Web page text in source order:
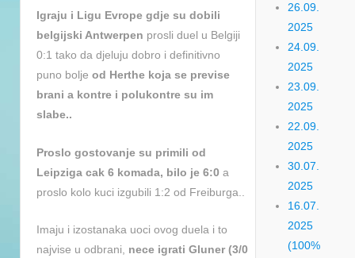
Igraju i Ligu Evrope gdje su dobili
belgijski Antwerpen prosli duel u Belgiji
0:1 tako da djeluju dobro i definitivno
puno bolje od Herthe koja se previse
brani a kontre i polukontre su im
slabe..
Proslo gostovanje su primili od
Leipziga cak 6 komada, bilo je 6:0 a
proslo kolo kuci izgubili 1:2 od Freiburga..
Imaju i izostanaka uoci ovog duela i to
najvise u odbrani, nece igrati Gluner (3/0
26.09.
2025
24.09.
2025
23.09.
2025
22.09.
2025
30.07.
2025
16.07.
2025
(100%